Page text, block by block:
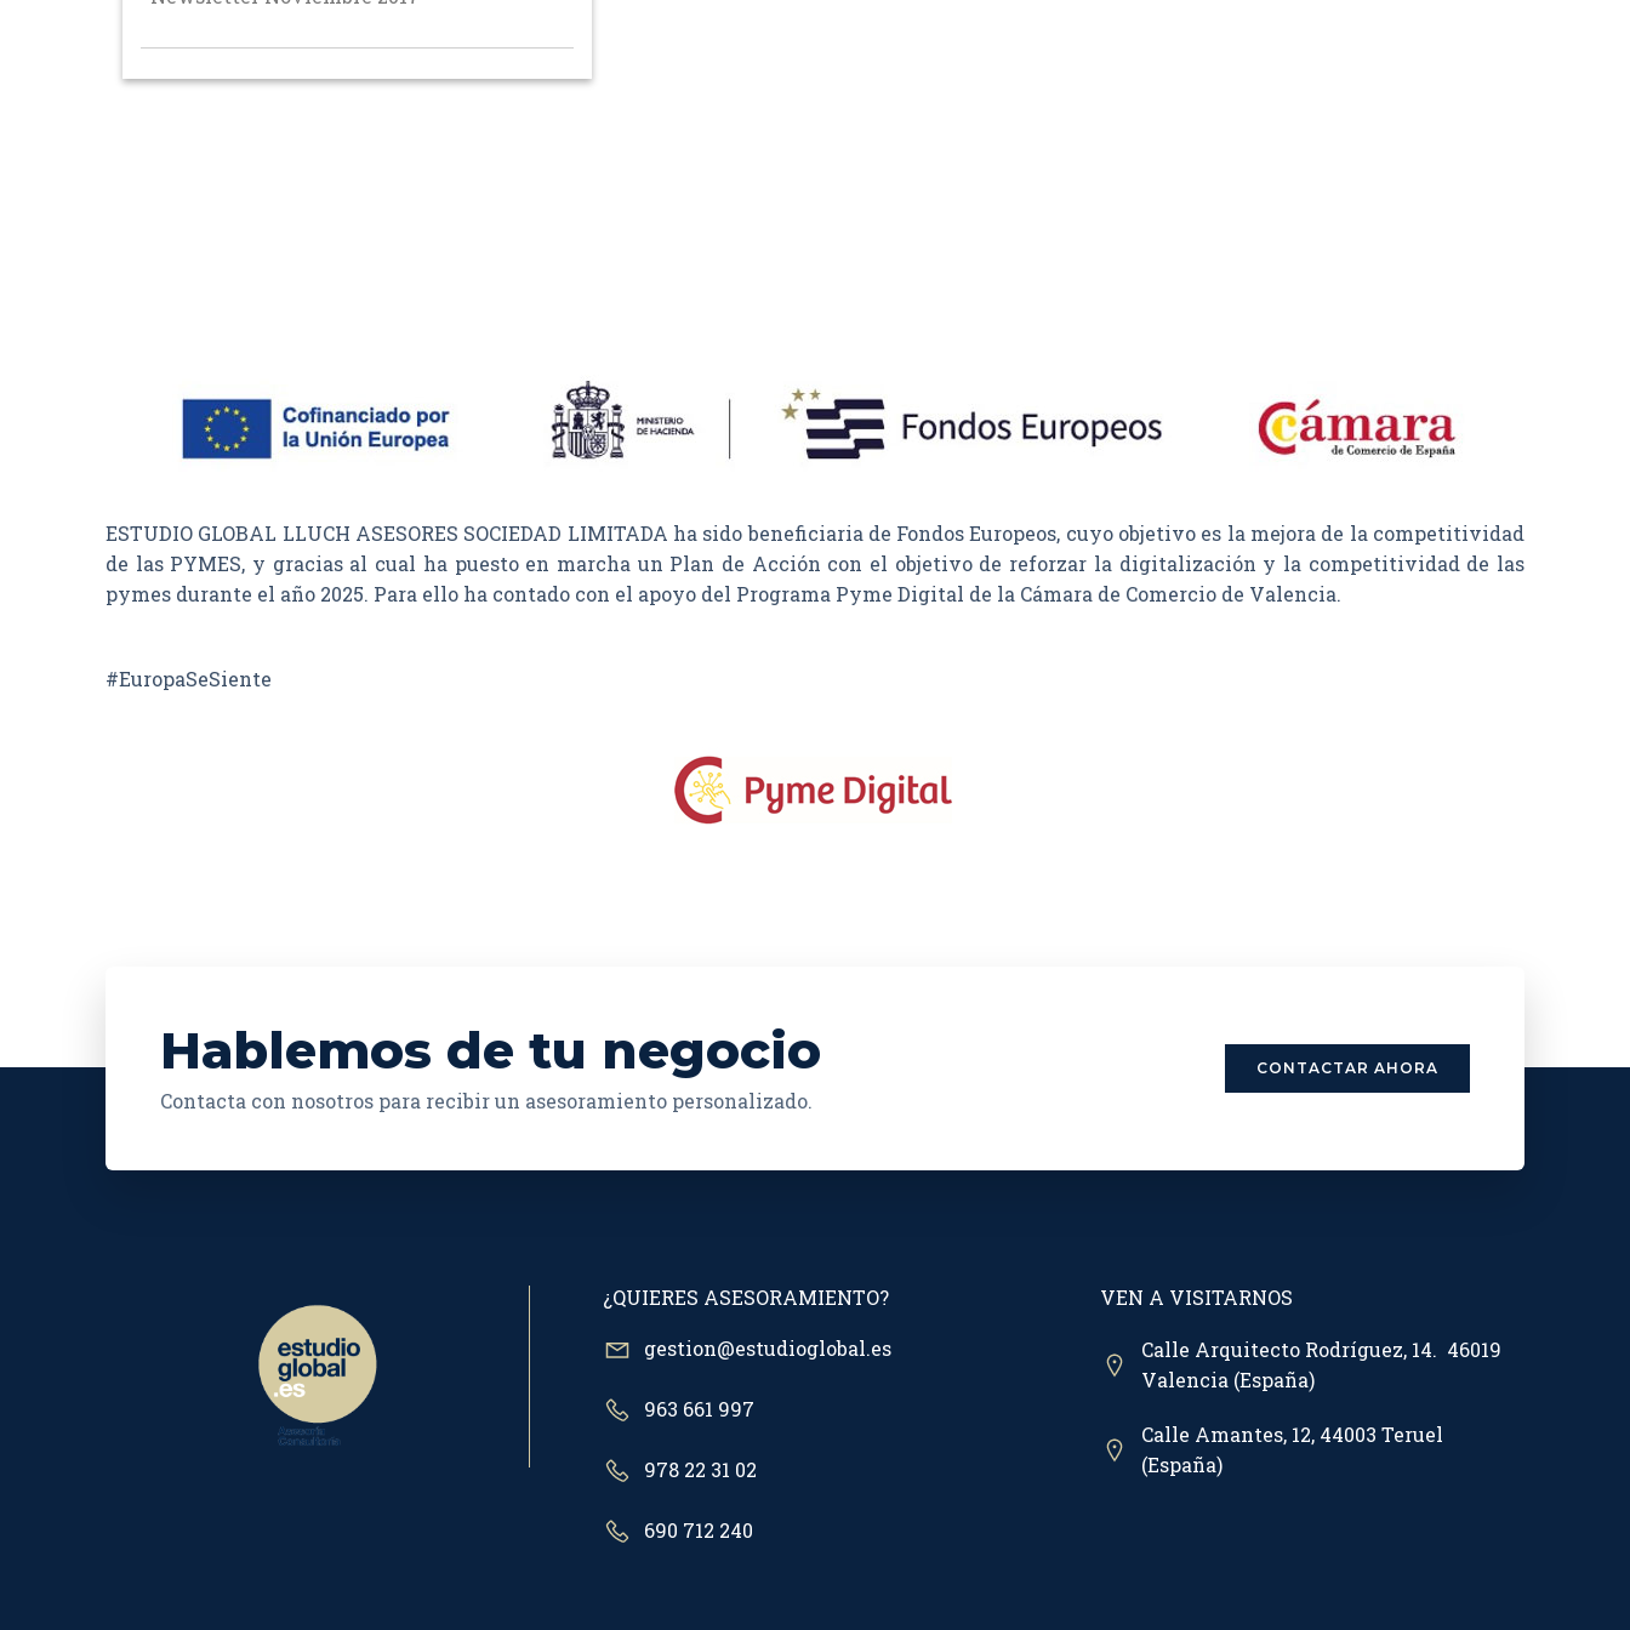
ESTUDIO GLOBAL LLUCH ASESORES SOCIEDAD LIMITADA ha sido beneficiaria de Fondos Europeos, cuyo objetivo es la mejora de la competitividad
de las PYMES, y gracias al cual ha puesto en marcha un Plan de Acción con el objetivo de reforzar la digitalización y la competitividad de las
pymes durante el año 2025. Para ello ha contado con el apoyo del Programa Pyme Digital de la Cámara de Comercio de Valencia.
#EuropaSeSiente
Hablemos de tu negocio
Contacta con nosotros para recibir un asesoramiento personalizado.
CONTACTAR AHORA
¿QUIERES ASESORAMIENTO?
gestion@estudioglobal.es
963 661 997
978 22 31 02
690 712 240
VEN A VISITARNOS
Calle Arquitecto Rodríguez, 14. 46019
Valencia (España)
Calle Amantes, 12, 44003 Teruel
(España)